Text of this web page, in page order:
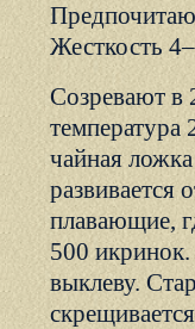
Жесткость
Созревают в
температура
чайная
развивается
плавающие,
500
выклеву.